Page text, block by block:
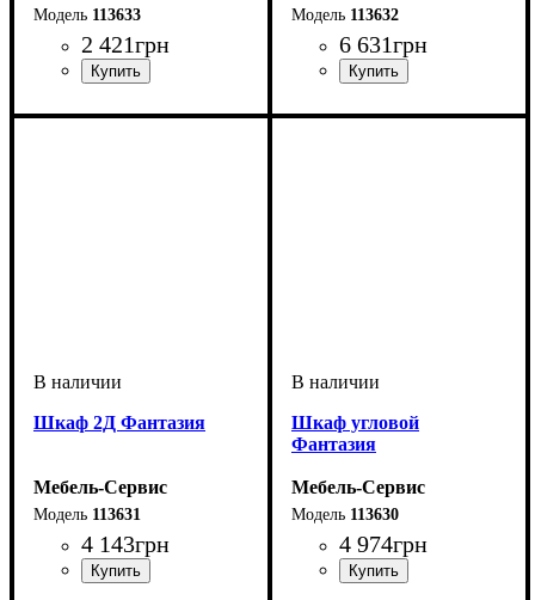
113633
2 421грн
113632
6 631грн
Шкаф 2Д Фантазия
Мебель-Сервис
113631
4 143грн
Шкаф угловой
Фантазия
Мебель-Сервис
113630
4 974грн